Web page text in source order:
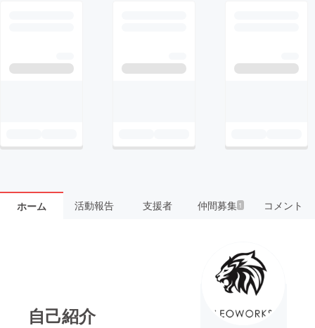
ホーム 活動報告 支援者 仲間募集 1 コメント
自己紹介